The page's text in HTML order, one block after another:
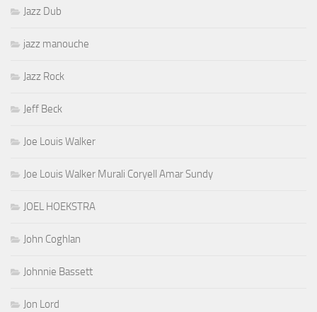
Jazz Dub
jazz manouche
Jazz Rock
Jeff Beck
Joe Louis Walker
Joe Louis Walker Murali Coryell Amar Sundy
JOEL HOEKSTRA
John Coghlan
Johnnie Bassett
Jon Lord